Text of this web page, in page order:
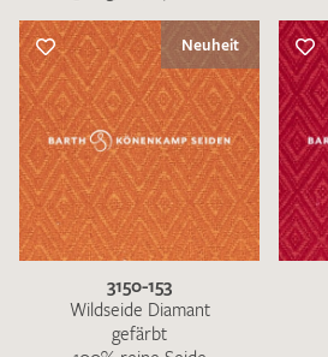
Neuheit
3150-153
Wildseide Diamant
gefärbt